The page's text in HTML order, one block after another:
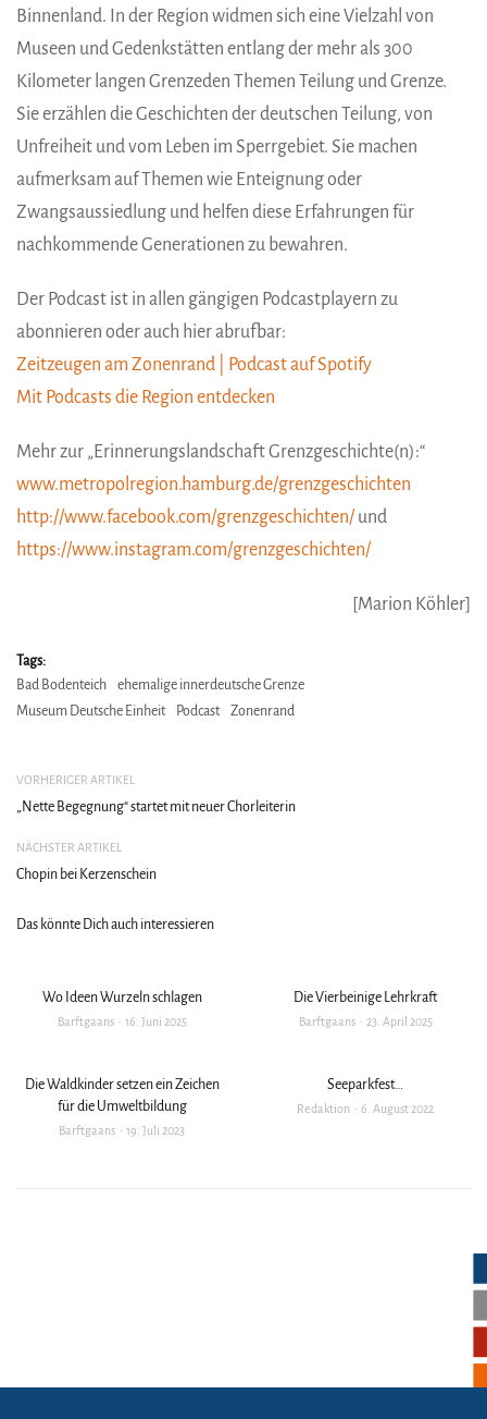
Binnenland. In der Region widmen sich eine Vielzahl von
Museen und Gedenkstätten entlang der mehr als 300
Kilometer langen Grenzeden Themen Teilung und Grenze.
Sie erzählen die Geschichten der deutschen Teilung, von
Unfreiheit und vom Leben im Sperrgebiet. Sie machen
aufmerksam auf Themen wie Enteignung oder
Zwangsaussiedlung und helfen diese Erfahrungen für
nachkommende Generationen zu bewahren.
Der Podcast ist in allen gängigen Podcastplayern zu
abonnieren oder auch hier abrufbar:
Zeitzeugen am Zonenrand | Podcast auf Spotify
Mit Podcasts die Region entdecken
Mehr zur „Erinnerungslandschaft Grenzgeschichte(n):“
www.metropolregion.hamburg.de/grenzgeschichten
http://www.facebook.com/grenzgeschichten/ und
https://www.instagram.com/grenzgeschichten/
[Marion Köhler]
Tags:
Bad Bodenteich
ehemalige innerdeutsche Grenze
Museum Deutsche Einheit
Podcast Zonenrand
VORHERIGER ARTIKEL
„Nette Begegnung“ startet mit neuer Chorleiterin
NÄCHSTER ARTIKEL
Chopin bei Kerzenschein
Das könnte Dich auch interessieren
Wo Ideen Wurzeln schlagen
Barftgaans 16. Juni 2025
Die Vierbeinige Lehrkraft
Barftgaans 23. April 2025
Die Waldkinder setzen ein Zeichen
für die Umweltbildung
Barftgaans 19. Juli 2023
Seeparkfest…
Redaktion 6. August 2022